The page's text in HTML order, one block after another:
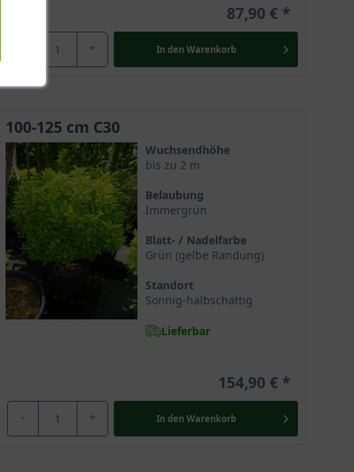
87,90 €
+ In den Warenkorb
100-125 cm C30
Wuchsendhöhe
bis zu 2 m
Belaubung
Immergrün
Blatt- / Nadelfarbe
Grün (gelbe Randung)
Standort
Sonnig-halbschattig
Lieferbar
154,90 €
- + In den Warenkorb